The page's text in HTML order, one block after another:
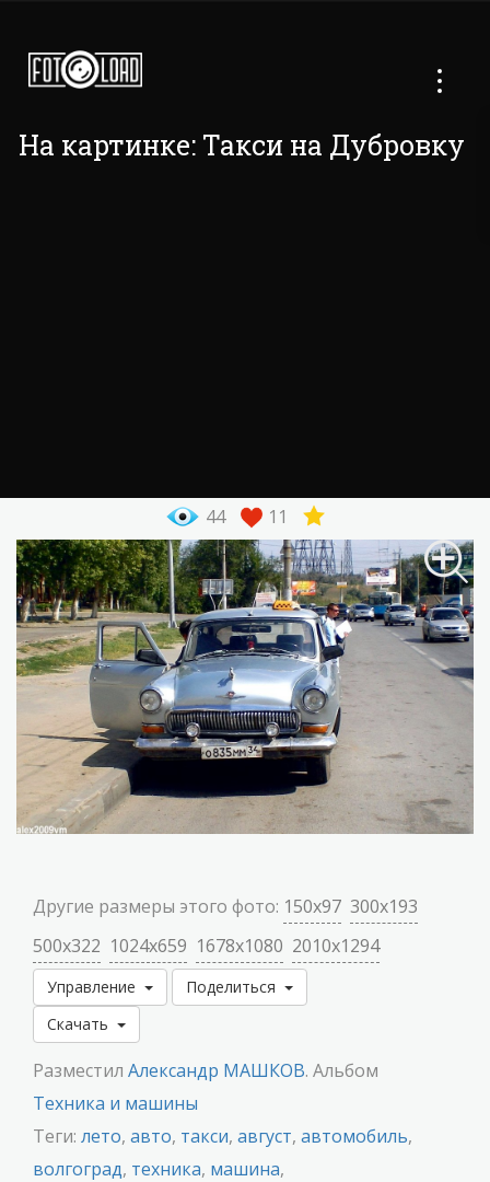
На картинке: Такси на Дубровку
44 11
Другие размеры этого фото: 150x97 300x193
500x322 1024x659 1678x1080 2010x1294
Управление
Поделиться
Скачать
Разместил Александр МАШКОВ. Альбом
Техника и машины
Теги: лето, авто, такси, август, автомобиль,
волгоград, техника, машина,